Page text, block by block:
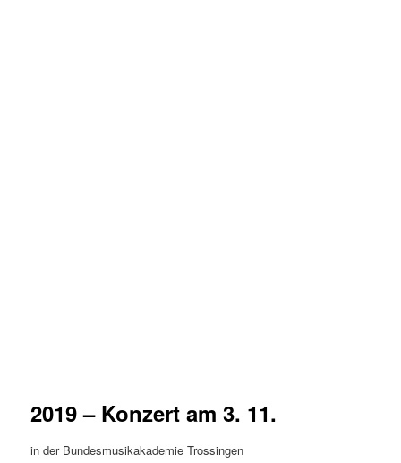
2019 – Konzert am 3. 11.
in der Bundesmusikakademie Trossingen